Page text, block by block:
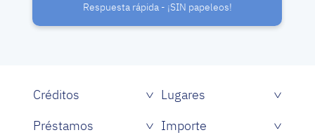
Respuesta rápida - ¡SIN papeleos!
Créditos
Lugares
Préstamos
Importe